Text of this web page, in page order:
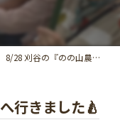
8/28 刈谷の『のの山農園』へ行きました🍐
行きました🍐